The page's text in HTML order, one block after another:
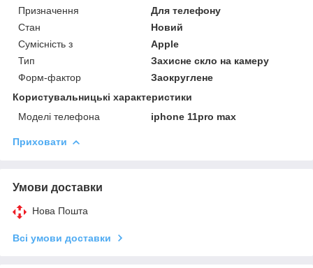
Призначення
Для телефону
Стан
Новий
Сумісність з
Apple
Тип
Захисне скло на камеру
Форм-фактор
Заокруглене
Користувальницькі характеристики
Моделі телефона
iphone 11pro max
Приховати
Умови доставки
Нова Пошта
Всі умови доставки